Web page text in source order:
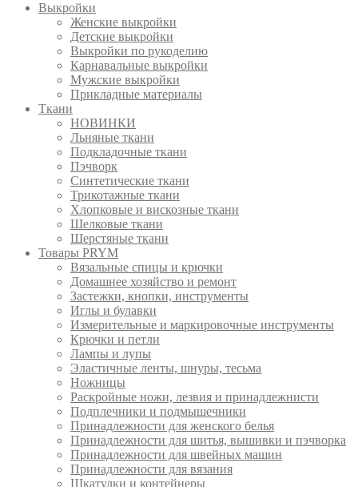
Выкройки
Женские выкройки
Детские выкройки
Выкройки по рукоделию
Карнавальные выкройки
Мужские выкройки
Прикладные материалы
Ткани
НОВИНКИ
Льняные ткани
Подкладочные ткани
Пэчворк
Синтетические ткани
Трикотажные ткани
Хлопковые и вискозные ткани
Шелковые ткани
Шерстяные ткани
Товары PRYM
Вязальные спицы и крючки
Домашнее хозяйство и ремонт
Застежки, кнопки, инструменты
Иглы и булавки
Измерительные и маркировочные инструменты
Крючки и петли
Лампы и лупы
Эластичные ленты, шнуры, тесьма
Ножницы
Раскройные ножи, лезвия и принадлежнисти
Подплечники и подмышечники
Принадлежности для женского белья
Принадлежности для шитья, вышивки и пэчворка
Принадлежности для швейных машин
Принадлежности для вязания
Шкатулки и контейнеры